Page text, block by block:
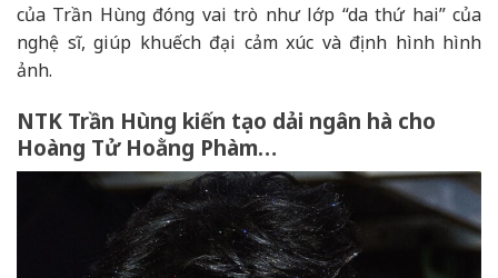
của Trần Hùng đóng vai trò như lớp “da thứ hai” của
nghệ sĩ, giúp khuếch đại cảm xúc và định hình hình
ảnh.
NTK Trần Hùng kiến tạo dải ngân hà cho
Hoàng Tử Hoằng Phàm…